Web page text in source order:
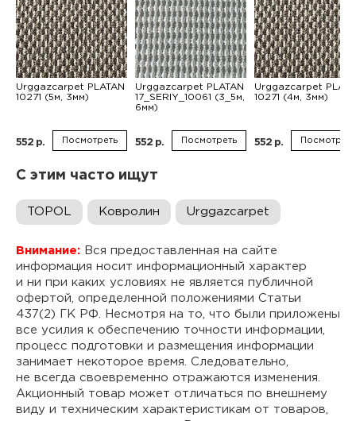
Urggazcarpet PLATAN
10271 (5м, 3мм)
552 р. Посмотреть
Urggazcarpet PLATAN
17_SERIY_10061 (3_5м,
6мм)
552 р. Посмотреть
Urggazcarpet
10271 (4м, 3мм)
552 р. Посмотреть
С этим часто ищут
TOPOL Ковролин Urggazcarpet
Внимание: Вся предоставленная на сайте
информация носит информационный характер
и ни при каких условиях не является публичной
офертой, определенной положениями Статьи
437(2) ГК РФ. Несмотря на то, что были приложены
все усилия к обеспечению точности информации,
процесс подготовки и размещения информации
занимает некоторое время. Следовательно,
не всегда своевременно отражаются изменения.
Акционный товар может отличаться по внешнему
виду и техническим характеристикам от товаров,